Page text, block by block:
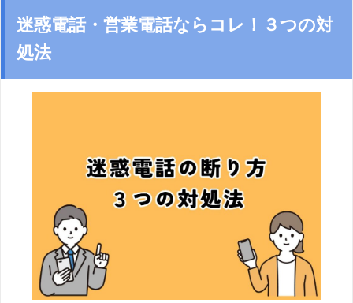
迷惑電話・営業電話ならコレ！３つの対
処法